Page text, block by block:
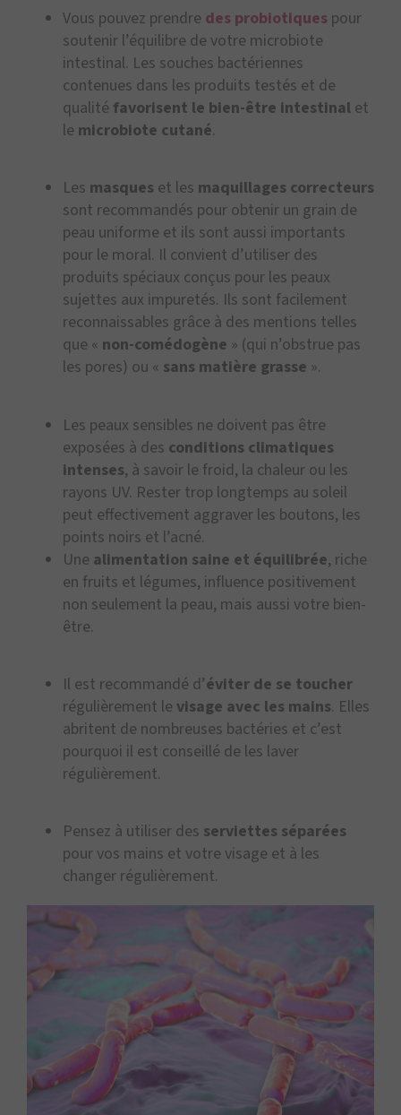
Vous pouvez prendre des probiotiques pour
soutenir l’équilibre de votre microbiote
intestinal. Les souches bactériennes
contenues dans les produits testés et de
qualité favorisent le bien-être intestinal et
le microbiote cutané.
Les masques et les maquillages correcteurs
sont recommandés pour obtenir un grain de
peau uniforme et ils sont aussi importants
pour le moral. Il convient d’utiliser des
produits spéciaux conçus pour les peaux
sujettes aux impuretés. Ils sont facilement
reconnaissables grâce à des mentions telles
que « non-comédogène » (qui n’obstrue pas
les pores) ou « sans matière grasse ».
Les peaux sensibles ne doivent pas être
exposées à des conditions climatiques
intenses, à savoir le froid, la chaleur ou les
rayons UV. Rester trop longtemps au soleil
peut effectivement aggraver les boutons, les
points noirs et l’acné.
Une alimentation saine et équilibrée, riche
en fruits et légumes, influence positivement
non seulement la peau, mais aussi votre bien-
être.
Il est recommandé d’éviter de se toucher
régulièrement le visage avec les mains. Elles
abritent de nombreuses bactéries et c’est
pourquoi il est conseillé de les laver
régulièrement.
Pensez à utiliser des serviettes séparées
pour vos mains et votre visage et à les
changer régulièrement.